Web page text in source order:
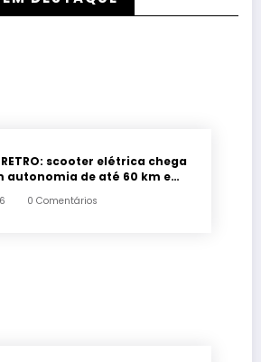
RETRO: scooter elétrica chega
autonomia de até 60 km e
0 Comentários